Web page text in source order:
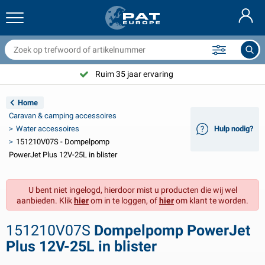
& toebehoren
elektra
Aspöck
verlichting Radex
verlichting LED
interieur
& 24V toebehoren
& camper exterieur
& camper interieur
accessoires
accessoires
en beslag
en sluitingen
en onderhoud
& blusdekens
artikelen
Deutsch
English
Français
Svenska
Dansk
Suomalainen
Ruim 35 jaar ervaring
Home
Caravan & camping accessoires
Water accessoires
151210V07S - Dompelpomp
PowerJet Plus 12V-25L in blister
Hulp nodig?
U bent niet ingelogd, hierdoor mist u producten die wij wel
aanbieden. Klikhierom in te loggen, ofhierom klant te worden.
151210V07S Dompelpomp PowerJet
Plus 12V-25L in blister